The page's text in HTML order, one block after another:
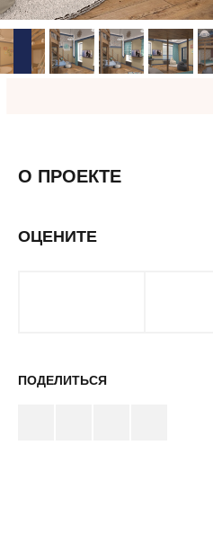
О ПРОЕКТЕ
ОЦЕНИТЕ
ПОДЕЛИТЬСЯ